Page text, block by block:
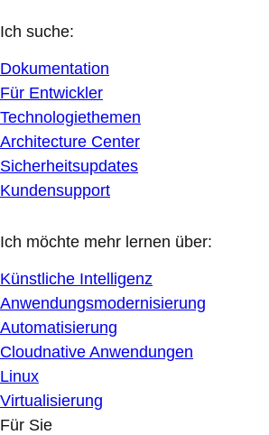
Ich suche:
Dokumentation
Für Entwickler
Technologiethemen
Architecture Center
Sicherheitsupdates
Kundensupport
Ich möchte mehr lernen über:
Künstliche Intelligenz
Anwendungsmodernisierung
Automatisierung
Cloudnative Anwendungen
Linux
Virtualisierung
Für Sie